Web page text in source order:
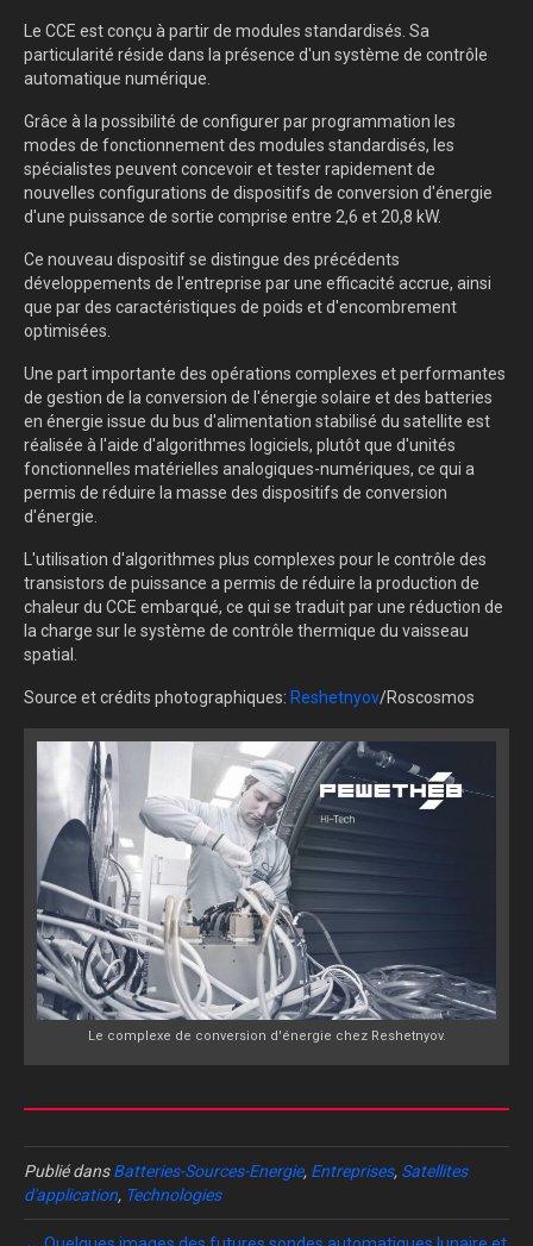
Le CCE est conçu à partir de modules standardisés. Sa
particularité réside dans la présence d'un système de contrôle
automatique numérique.
Grâce à la possibilité de configurer par programmation les
modes de fonctionnement des modules standardisés, les
spécialistes peuvent concevoir et tester rapidement de
nouvelles configurations de dispositifs de conversion d'énergie
d'une puissance de sortie comprise entre 2,6 et 20,8 kW.
Ce nouveau dispositif se distingue des précédents
développements de l'entreprise par une efficacité accrue, ainsi
que par des caractéristiques de poids et d'encombrement
optimisées.
Une part importante des opérations complexes et performantes
de gestion de la conversion de l'énergie solaire et des batteries
en énergie issue du bus d'alimentation stabilisé du satellite est
réalisée à l'aide d'algorithmes logiciels, plutôt que d'unités
fonctionnelles matérielles analogiques-numériques, ce qui a
permis de réduire la masse des dispositifs de conversion
d'énergie.
L'utilisation d'algorithmes plus complexes pour le contrôle des
transistors de puissance a permis de réduire la production de
chaleur du CCE embarqué, ce qui se traduit par une réduction de
la charge sur le système de contrôle thermique du vaisseau
spatial.
Source et crédits photographiques: Reshetnyov/Roscosmos
Le complexe de conversion d'énergie chez Reshetnyov.
Publié dansBatteries-Sources-Energie, Entreprises, Satellites
d'application, Technologies